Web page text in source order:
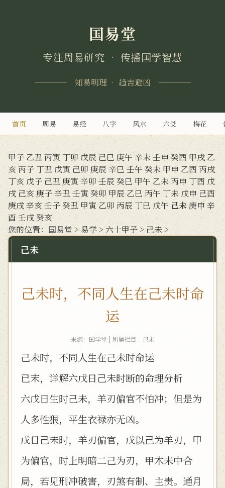
国易堂
专注周易研究 • 传播国学智慧
知易明理 • 趋吉避凶
首页 周易 易经 八字 风水 六爻 梅花
甲子 乙丑丙寅 丁卯 戊辰 己巳 庚午 辛未壬申 癸酉 甲戌 乙
亥丙子 丁丑 戊寅 己卯 庚辰 辛巳 壬午 癸未 甲申 乙酉 丙戌
丁亥 戊子 己丑 庚寅 辛卯 壬辰 癸巳 甲午 乙未 丙申 丁酉 戊
戌 己亥 庚子辛丑壬寅 癸卯 甲辰 乙巳 丙午 丁未 戊申 己酉
庚戌辛亥壬子癸丑 甲寅 乙卯 丙辰 丁巳 戊午 己未 庚申 辛
酉 壬戌癸亥
您的位置： 国易堂 > 易学 > 六十甲子 > 己未 >
己未
己未时，不同人生在己未时命
运
来源：国学堂 | 所属栏目： 己未
己未时，不同人生在己未时命运
已末，详解六戊日己未时断的命理分析
六戊日生时己未，羊刃偏官不怕冲；但是为
人多性狠，平生衣禄亦无凶。
戊日己未时，羊刃偏官，戊以己为羊刃，甲
为偏官，时上明暗二己为刃，甲木未中合
局，若见刑冲破害，刃煞有制、主贵。通月